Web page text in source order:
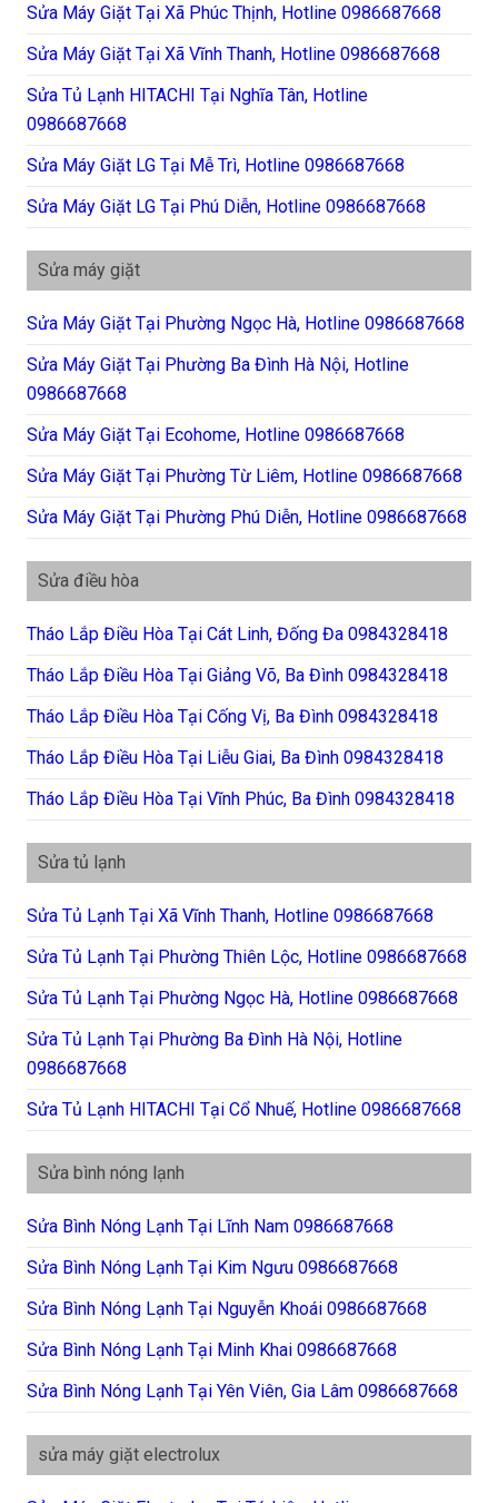
Sửa Máy Giặt Tại Xã Phúc Thịnh, Hotline 0986687668
Sửa Máy Giặt Tại Xã Vĩnh Thanh, Hotline 0986687668
Sửa Tủ Lạnh HITACHI Tại Nghĩa Tân, Hotline
0986687668
Sửa Máy Giặt LG Tại Mễ Trì, Hotline 0986687668
Sửa Máy Giặt LG Tại Phú Diễn, Hotline 0986687668
Sửa máy giặt
Sửa Máy Giặt Tại Phường Ngọc Hà, Hotline 0986687668
Sửa Máy Giặt Tại Phường Ba Đình Hà Nội, Hotline
0986687668
Sửa Máy Giặt Tại Ecohome, Hotline 0986687668
Sửa Máy Giặt Tại Phường Từ Liêm, Hotline 0986687668
Sửa Máy Giặt Tại Phường Phú Diễn, Hotline 0986687668
Sửa điều hòa
Tháo Lắp Điều Hòa Tại Cát Linh, Đống Đa 0984328418
Tháo Lắp Điều Hòa Tại Giảng Võ, Ba Đình 0984328418
Tháo Lắp Điều Hòa Tại Cống Vị, Ba Đình 0984328418
Tháo Lắp Điều Hòa Tại Liễu Giai, Ba Đình 0984328418
Tháo Lắp Điều Hòa Tại Vĩnh Phúc, Ba Đình 0984328418
Sửa tủ lạnh
Sửa Tủ Lạnh Tại Xã Vĩnh Thanh, Hotline 0986687668
Sửa Tủ Lạnh Tại Phường Thiên Lộc, Hotline 0986687668
Sửa Tủ Lạnh Tại Phường Ngọc Hà, Hotline 0986687668
Sửa Tủ Lạnh Tại Phường Ba Đình Hà Nội, Hotline
0986687668
Sửa Tủ Lạnh HITACHI Tại Cổ Nhuế, Hotline 0986687668
Sửa bình nóng lạnh
Sửa Bình Nóng Lạnh Tại Lĩnh Nam 0986687668
Sửa Bình Nóng Lạnh Tại Kim Ngưu 0986687668
Sửa Bình Nóng Lạnh Tại Nguyễn Khoái 0986687668
Sửa Bình Nóng Lạnh Tại Minh Khai 0986687668
Sửa Bình Nóng Lạnh Tại Yên Viên, Gia Lâm 0986687668
sửa máy giặt electrolux